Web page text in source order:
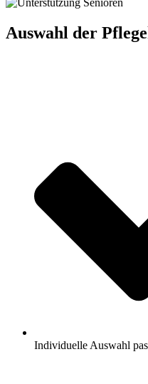
Auswahl der
Individuelle Auswahl